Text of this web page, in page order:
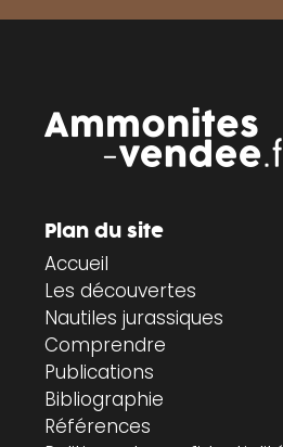
Plan du site
Accueil
Les découvertes
Nautiles jurassiques
Comprendre
Publications
Bibliographie
Références